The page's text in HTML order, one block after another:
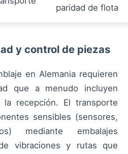
paridad de flota
y control de piezas
en Alemania requieren
que a menudo incluyen
la recepción. El transporte
sensibles (sensores,
mediante embalajes
vibraciones y rutas que